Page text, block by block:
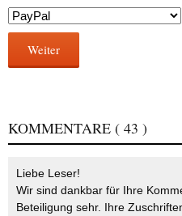
Weiter
KOMMENTARE ( 43 )
Liebe Leser!
Wir sind dankbar für Ihre
Beteiligung sehr. Ihre